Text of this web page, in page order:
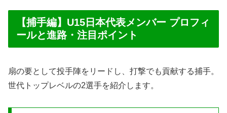
【捕手編】U15日本代表メンバー プロフィ
ールと進路・注目ポイント
扇の要として投手陣をリードし、打撃でも貢献する捕手。
世代トップレベルの2選手を紹介します。